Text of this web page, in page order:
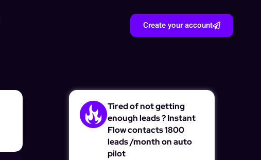
Create your account
Tired of not getting
enough leads ? Instant
Flow contacts 1800
leads /month on auto
pilot